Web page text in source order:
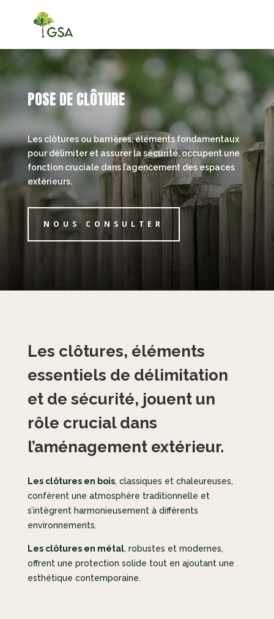
POSE DE CLÔTURE
Les clôtures ou barrières, éléments fondamentaux
pour délimiter et assurer la sécurité, occupent une
fonction cruciale dans l’agencement des espaces
extérieurs.
NOUS CONSULTER
Les clôtures, éléments
essentiels de délimitation
et de sécurité, jouent un
rôle crucial dans
l’aménagement extérieur.
Les clôtures en bois, classiques et chaleureuses,
confèrent une atmosphère traditionnelle et
s’intègrent harmonieusement à différents
environnements.
Les clôtures en métal, robustes et modernes,
offrent une protection solide tout en ajoutant une
esthétique contemporaine.